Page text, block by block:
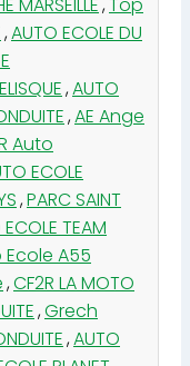
,AUTO ECOLE DU
,AUTO
,AE Ange
Auto
ECOLE
,PARC SAINT
TEAM
A55
,CF2R LA MOTO
,Grech
,AUTO